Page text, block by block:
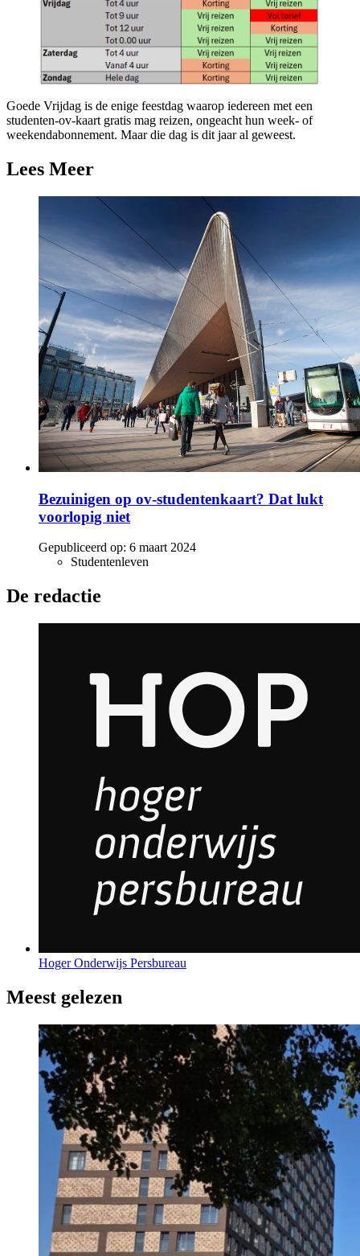
Goede Vrijdag is de enige feestdag waarop iedereen met een
studenten-ov-kaart gratis mag reizen, ongeacht hun week- of
weekendabonnement. Maar die dag is dit jaar al geweest.
Lees Meer
Bezuinigen op ov-studentenkaart? Dat lukt
voorlopig niet
Gepubliceerd op: 6 maart 2024
Studentenleven
De redactie
Hoger Onderwijs Persbureau
Meest gelezen